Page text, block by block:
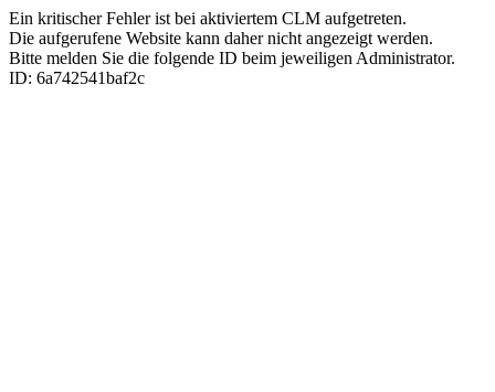
Ein kritischer Fehler ist bei aktiviertem CLM aufgetreten.
Die aufgerufene Website kann daher nicht angezeigt werden.
Bitte melden Sie die folgende ID beim jeweiligen Administrator.
ID: 6a742541baf2c